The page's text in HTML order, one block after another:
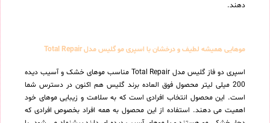
دهند.
موهایی همیشه لطیف و درخشان با اسپری مو گلیس مدل Total Repair
اسپری دو فاز گلیس مدل Total Repair مناسب موهای خشک و آسیب دیده
200 میلی لیتر محصول فوق العاده برند گلیس هم اکنون در دسترس شما
است. این محصول انتخاب افرادی است که به سلامت و زیبایی موهای خود
اهمیت می دهند. استفاده از این محصول به همه افراد بخصوص افرادی که